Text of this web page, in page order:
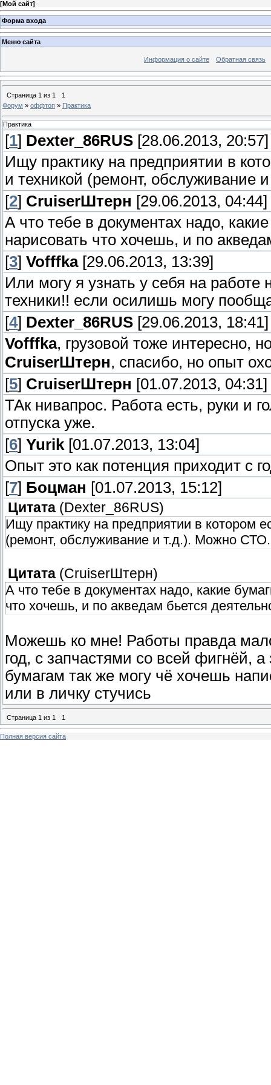
[Мой сайт]
Форма входа
Меню сайта
Информация о сайте Обратная связь
Страница 1 из 1
1
Форум » оффтоп » Практика
Практика
[1] Dexter_86RUS [28.06.2013, 20:57]
Ищу практику на предприятии в
и техникой (ремонт, обслуживание
[2] СruiserШтерн [29.06.2013, 04:44]
А что тебе в документах надо,
нарисовать что хочешь, и по
[3] Vofffka[29.06.2013, 13:39]
Или могу я узнать у себя на работе
техники!! если осилишь могу
[4] Dexter_86RUS [29.06.2013, 18:41]
Vofffka, грузовой тоже интересно,
СruiserШтерн, спасибо, но опыт
[5] СruiserШтерн [01.07.2013, 04:31]
ТАк нивапрос. Работа есть, руки и
отпуска уже.
[6] Yurik [01.07.2013, 13:04]
Опыт это как потенция приходит с
[7] Боцман [01.07.2013, 15:12]
Цитата ( Dexter_86RUS)
Ищу практику на предприятии в котором
(ремонт, обслуживание и т.д.). Можно СТО.
Цитата (СruiserШтерн)
А что тебе в документах надо, какие
что хочешь, и по акведам бьется
Можешь ко мне! Работы правда
год, с запчастями со всей фигнёй,
бумагам так же могу чё хочешь
или в личку стучись
Страница 1 из 1 1
Полная версия сайта